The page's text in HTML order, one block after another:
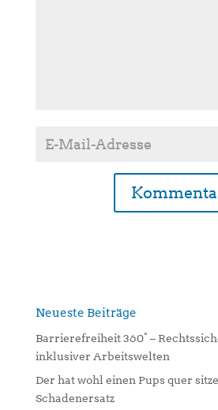
n
v
e
Neueste Beiträge
Barrierefreiheit 360° –
inklusiver Arbeitswelten
Der hat wohl einen Pups quer
Schadenersatz